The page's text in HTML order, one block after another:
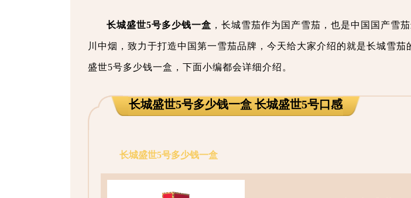
长城盛世5号多少钱一盒 ，长城雪茄作为国产雪茄，也是中国国产雪
川中烟，致力于打造中国第一雪茄品牌，今天给大家介绍的就是长城雪
盛世5号多少钱一盒，下面小编都会详细介绍。
长城盛世5号多少钱一盒 长城盛世5号口感
长城盛世5号多少钱一盒